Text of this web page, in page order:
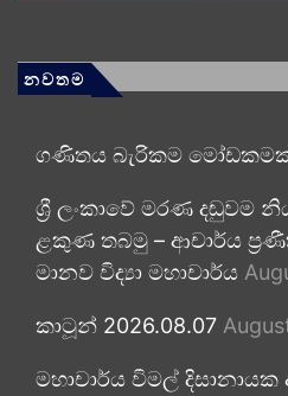
නවතම
ගණිතය බැරිකම මෝඩකමක්
ශ්‍රී ලංකාවේ මරණ දඬුවම
ළකුණ තබමු – ආචාර්ය
මානව විද්‍යා මහාචාර්ය
කාටූන් 2026.08.07
මහාචාර්ය විමල් දිසානායක